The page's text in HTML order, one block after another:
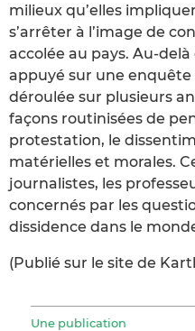
milieux qu’elles
s’arrêter à l’image de
accolée au pays. Au-delà
appuyé sur une enquête
déroulée sur plusieurs
façons routinisées de
protestation, le
matérielles et morales.
journalistes, les
concernés par les
dissidence dans le
(Publié sur le site de
Une publication